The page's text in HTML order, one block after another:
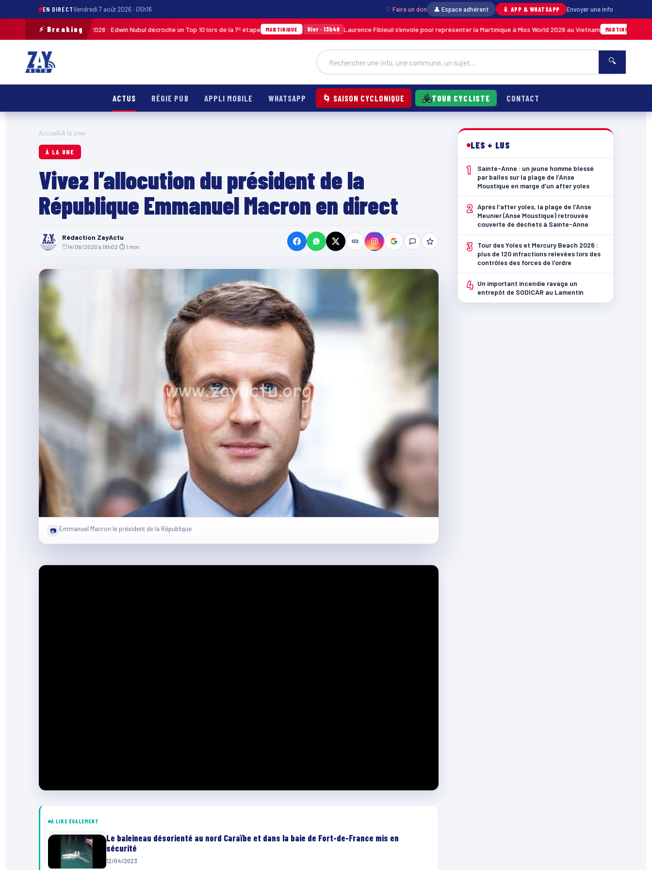
EN DIRECTVendredi 7 août 2026 · 05h16 ♡ Faire un don 👤 Espace adhérent 📱 APP & WHATSAPP Envoyer une info
⚡ Breaking
de Guadeloupe 2026 : Edwin Nubul décroche un Top 10 lors de la 7ᵉ étape MARTINIQUE Hier · 13h48 Laurence Fibleuil s’envole pour représenter la Martinique à Miss World 2026 au Vietnam MARTINIQUE 05/08 · 14h14
🔍
ACTUS RÉGIE PUB APPLI MOBILE WHATSAPP 🌀 SAISON CYCLONIQUE TOUR CYCLISTE CONTACT
Accueil›À la une›
À LA UNE
Vivez l’allocution du président de la
République Emmanuel Macron en direct
Rédaction ZayActu
14/06/2020 à 18h02 ⏱ 1 min
📷 Emmanuel Macron le président de la République
À LIRE ÉGALEMENT
Le baleineau désorienté au nord Caraïbe et dans la baie de Fort-de-France mis en
sécurité
12/04/2023
LES + LUS
1
Sainte-Anne : un jeune homme blessé
par balles sur la plage de l’Anse
Moustique en marge d’un after yoles
2 Après l’after yoles, la plage de l’Anse
Meunier (Anse Moustique) retrouvée
couverte de déchets à Sainte-Anne
3
Tour des Yoles et Mercury Beach 2026 :
plus de 120 infractions relevées lors des
contrôles des forces de l’ordre
4 Un important incendie ravage un
entrepôt de SODICAR au Lamentin